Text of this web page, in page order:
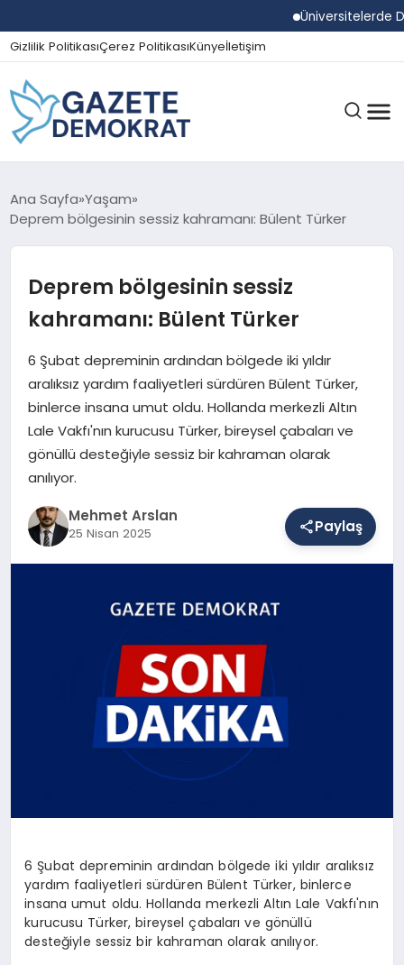
Üniversitelerde
Gizlilik PolitikasıÇerez PolitikasıKünyeİletişim
GÜNDEM
SPOR
MAGAZIN
SAĞLIK
EĞITIM
Ana Sayfa Yaşam
Deprem bölgesinin sessiz kahramanı: Bülent Türker
Deprem bölgesinin sessiz
kahramanı: Bülent Türker
6 Şubat depreminin ardından bölgede iki yıldır
aralıksız yardım faaliyetleri sürdüren Bülent Türker,
binlerce insana umut oldu. Hollanda merkezli Altın
Lale Vakfı'nın kurucusu Türker, bireysel çabaları ve
gönüllü desteğiyle sessiz bir kahraman olarak
anılıyor.
Mehmet Arslan
25 Nisan 2025 Paylaş
6 Şubat depreminin ardından bölgede iki yıldır aralıksız
yardım faaliyetleri sürdüren Bülent Türker, binlerce
insana umut oldu. Hollanda merkezli Altın Lale Vakfı'nın
kurucusu Türker, bireysel çabaları ve gönüllü
desteğiyle sessiz bir kahraman olarak anılıyor.